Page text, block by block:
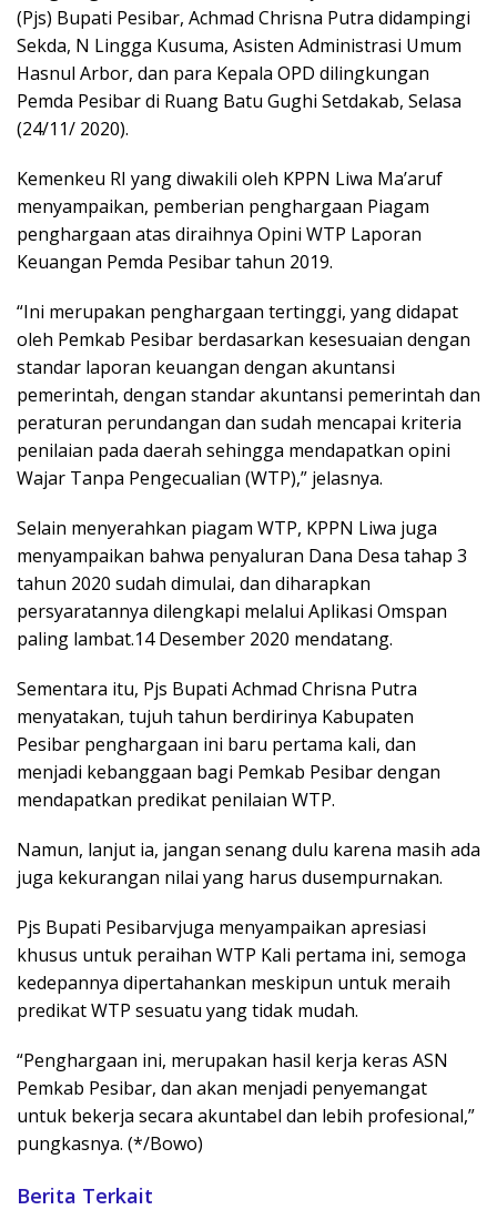
(Pjs) Bupati Pesibar, Achmad Chrisna Putra didampingi
Sekda, N Lingga Kusuma, Asisten Administrasi Umum
Hasnul Arbor, dan para Kepala OPD dilingkungan
Pemda Pesibar di Ruang Batu Gughi Setdakab, Selasa
(24/11/ 2020).
Kemenkeu RI yang diwakili oleh KPPN Liwa Ma’aruf
menyampaikan, pemberian penghargaan Piagam
penghargaan atas diraihnya Opini WTP Laporan
Keuangan Pemda Pesibar tahun 2019.
“Ini merupakan penghargaan tertinggi, yang didapat
oleh Pemkab Pesibar berdasarkan kesesuaian dengan
standar laporan keuangan dengan akuntansi
pemerintah, dengan standar akuntansi pemerintah dan
peraturan perundangan dan sudah mencapai kriteria
penilaian pada daerah sehingga mendapatkan opini
Wajar Tanpa Pengecualian (WTP),” jelasnya.
Selain menyerahkan piagam WTP, KPPN Liwa juga
menyampaikan bahwa penyaluran Dana Desa tahap 3
tahun 2020 sudah dimulai, dan diharapkan
persyaratannya dilengkapi melalui Aplikasi Omspan
paling lambat.14 Desember 2020 mendatang.
Sementara itu, Pjs Bupati Achmad Chrisna Putra
menyatakan, tujuh tahun berdirinya Kabupaten
Pesibar penghargaan ini baru pertama kali, dan
menjadi kebanggaan bagi Pemkab Pesibar dengan
mendapatkan predikat penilaian WTP.
Namun, lanjut ia, jangan senang dulu karena masih ada
juga kekurangan nilai yang harus dusempurnakan.
Pjs Bupati Pesibarvjuga menyampaikan apresiasi
khusus untuk peraihan WTP Kali pertama ini, semoga
kedepannya dipertahankan meskipun untuk meraih
predikat WTP sesuatu yang tidak mudah.
“Penghargaan ini, merupakan hasil kerja keras ASN
Pemkab Pesibar, dan akan menjadi penyemangat
untuk bekerja secara akuntabel dan lebih profesional,”
pungkasnya. (*/Bowo)
Berita Terkait